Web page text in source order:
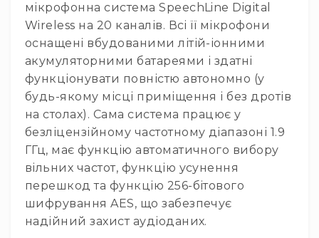
Відеопанелі
Аксесуари
і
комплектуючі
Пульти
та
комутатори
Матричні
Аксесуари
комплектуючі
Аксесуари
мікрофонна система SpeechLine Digital
Wireless на 20 каналів. Всі її мікрофони
оснащені вбудованими літій-іонними
акумуляторними батареями і здатні
функціонувати повністю автономно (у
будь-якому місці приміщення і без дротів
на столах). Сама система працює у
безліцензійному частотному діапазоні 1.9
ГГц, має функцію автоматичного вибору
вільних частот, функцію усунення
перешкод та функцію 256-бітового
шифрування AES, що забезпечує
надійний захист аудіоданих.